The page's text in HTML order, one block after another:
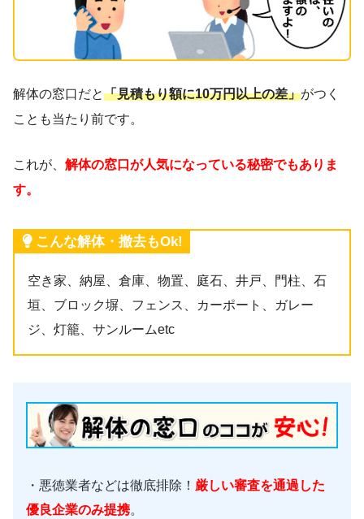
解体の窓口だと「見積もり額に10万円以上の差」がつく
ことも当たり前です。
これが、 解体の窓口が人気になっている秘密でもありま
す。
こんな解体・撤去もOk!
空き家、納屋、倉庫、物置、庭石、井戸、門柱、石
垣、ブロック塀、フェンス、カーポート、ガレー
ジ、灯籠、サンルームetc
・悪徳業者などは徹底排除！ 厳しい審査を通過した
優良企業のみ提携。